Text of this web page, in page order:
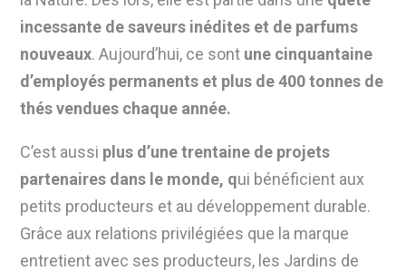
incessante de saveurs inédites et de parfums
nouveaux. Aujourd’hui, ce sont une cinquantaine
d’employés permanents et plus de 400 tonnes de
thés vendues chaque année.
C’est aussi plus d’une trentaine de projets
partenaires dans le monde, qui bénéficient aux
petits producteurs et au développement durable.
Grâce aux relations privilégiées que la marque
entretient avec ses producteurs, les Jardins de